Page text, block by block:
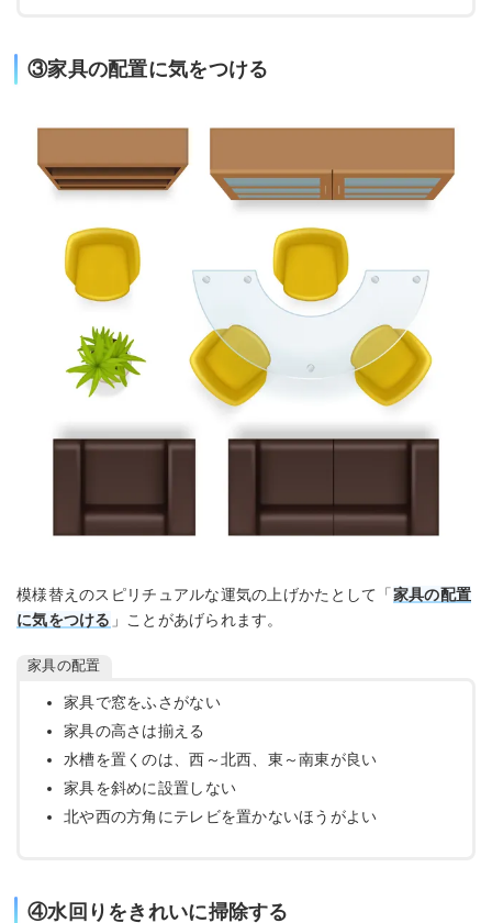
③家具の配置に気をつける
模様替えのスピリチュアルな運気の上げかたとして「家具の配置
に気をつける 」ことがあげられます。
家具の配置
家具で窓をふさがない
家具の高さは揃える
水槽を置くのは、西～北西、東～南東が良い
家具を斜めに設置しない
北や西の方角にテレビを置かないほうがよい
④水回りをきれいに掃除する